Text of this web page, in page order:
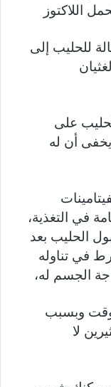
اللاكتوز
للحليب إلى
على
يخفى أن له
في التغذية،
الحليب بعد
في تناوله
الجسم له،
وبسبب
لا